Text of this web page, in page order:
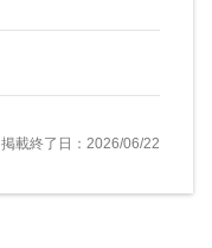
掲載終了日：2026/06/22